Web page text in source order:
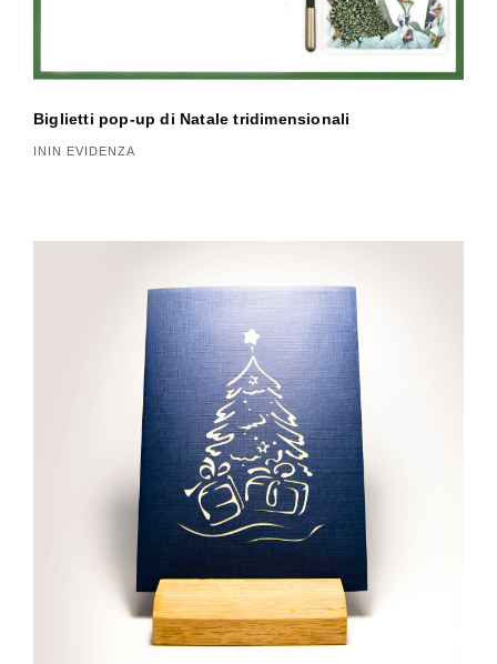
l
i
Biglietti pop-up di Natale tridimensionali
ININ EVIDENZA